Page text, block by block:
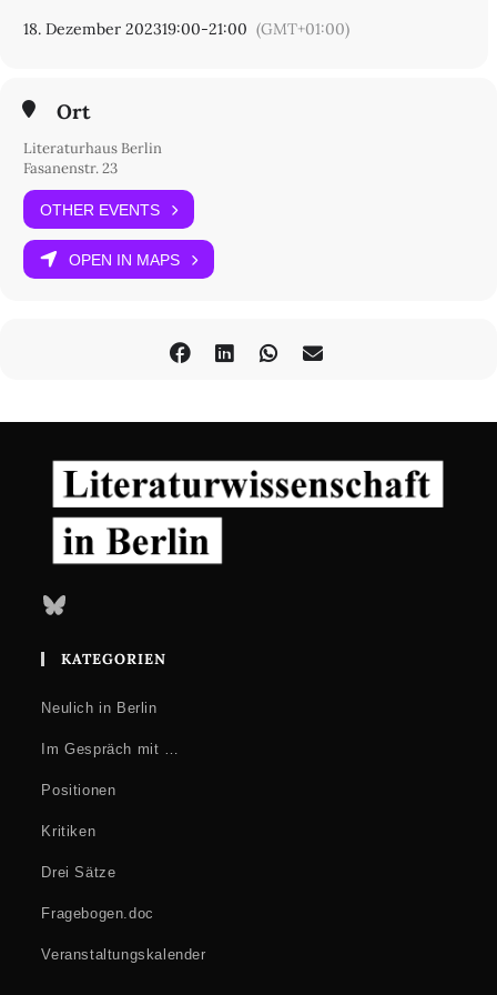
18. Dezember 202319:00-21:00 (GMT+01:00)
Ort
Literaturhaus Berlin
Fasanenstr. 23
OTHER EVENTS
OPEN IN MAPS
Bluesky
KATEGORIEN
Neulich in Berlin
Im Gespräch mit …
Positionen
Kritiken
Drei Sätze
Fragebogen.doc
Veranstaltungskalender